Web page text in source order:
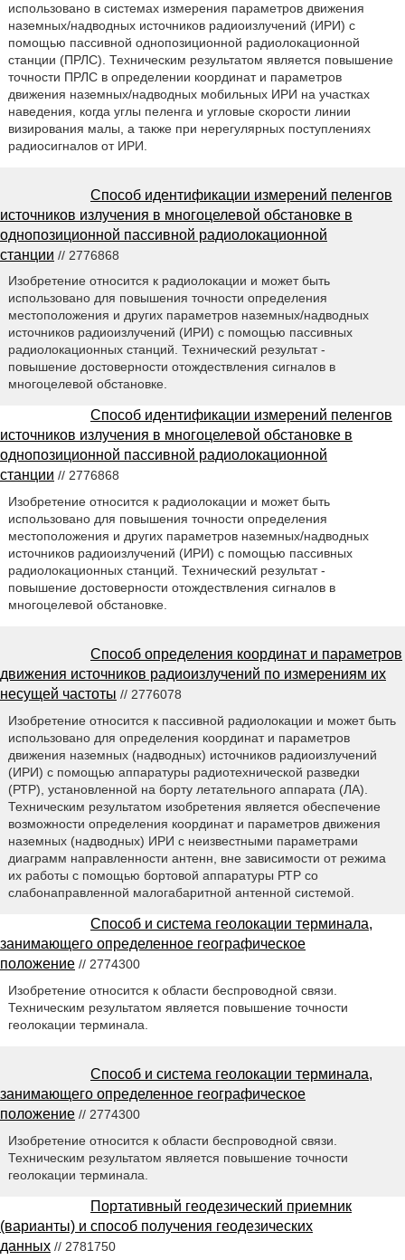
использовано в системах измерения параметров движения
наземных/надводных источников радиоизлучений (ИРИ) с
помощью пассивной однопозиционной радиолокационной
станции (ПРЛС). Техническим результатом является повышение
точности ПРЛС в определении координат и параметров
движения наземных/надводных мобильных ИРИ на участках
наведения, когда углы пеленга и угловые скорости линии
визирования малы, а также при нерегулярных поступлениях
радиосигналов от ИРИ.
Способ идентификации измерений пеленгов
источников излучения в многоцелевой обстановке в
однопозиционной пассивной радиолокационной
станции // 2776868
Изобретение относится к радиолокации и может быть
использовано для повышения точности определения
местоположения и других параметров наземных/надводных
источников радиоизлучений (ИРИ) с помощью пассивных
радиолокационных станций. Технический результат -
повышение достоверности отождествления сигналов в
многоцелевой обстановке.
Способ идентификации измерений пеленгов
источников излучения в многоцелевой обстановке в
однопозиционной пассивной радиолокационной
станции // 2776868
Изобретение относится к радиолокации и может быть
использовано для повышения точности определения
местоположения и других параметров наземных/надводных
источников радиоизлучений (ИРИ) с помощью пассивных
радиолокационных станций. Технический результат -
повышение достоверности отождествления сигналов в
многоцелевой обстановке.
Способ определения координат и параметров
движения источников радиоизлучений по измерениям их
несущей частоты // 2776078
Изобретение относится к пассивной радиолокации и может быть
использовано для определения координат и параметров
движения наземных (надводных) источников радиоизлучений
(ИРИ) с помощью аппаратуры радиотехнической разведки
(РТР), установленной на борту летательного аппарата (ЛА).
Техническим результатом изобретения является обеспечение
возможности определения координат и параметров движения
наземных (надводных) ИРИ с неизвестными параметрами
диаграмм направленности антенн, вне зависимости от режима
их работы с помощью бортовой аппаратуры РТР со
слабонаправленной малогабаритной антенной системой.
Способ и система геолокации терминала,
занимающего определенное географическое
положение // 2774300
Изобретение относится к области беспроводной связи.
Техническим результатом является повышение точности
геолокации терминала.
Способ и система геолокации терминала,
занимающего определенное географическое
положение // 2774300
Изобретение относится к области беспроводной связи.
Техническим результатом является повышение точности
геолокации терминала.
Портативный геодезический приемник
(варианты) и способ получения геодезических
данных // 2781750